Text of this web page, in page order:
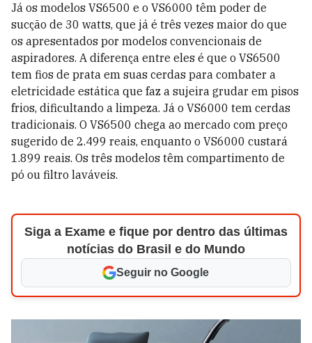
Já os modelos VS6500 e o VS6000 têm poder de
sucção de 30 watts, que já é três vezes maior do que
os apresentados por modelos convencionais de
aspiradores. A diferença entre eles é que o VS6500
tem fios de prata em suas cerdas para combater a
eletricidade estática que faz a sujeira grudar em pisos
frios, dificultando a limpeza. Já o VS6000 tem cerdas
tradicionais. O VS6500 chega ao mercado com preço
sugerido de 2.499 reais, enquanto o VS6000 custará
1.899 reais. Os três modelos têm compartimento de
pó ou filtro laváveis.
Siga a Exame e fique por dentro das últimas
notícias do Brasil e do Mundo
Seguir no Google